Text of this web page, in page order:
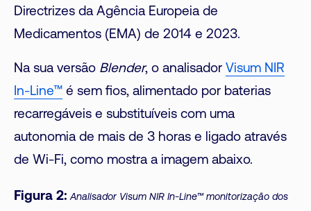
Directrizes da Agência Europeia de
Medicamentos (EMA) de 2014 e 2023.
Na sua versão Blender, o analisador Visum NIR
In-Line™ é sem fios, alimentado por baterias
recarregáveis e substituíveis com uma
autonomia de mais de 3 horas e ligado através
de Wi-Fi, como mostra a imagem abaixo.
Figura 2: Analisador Visum NIR In-Line™ monitorização dos